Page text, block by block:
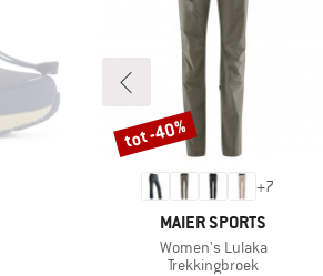
+7
MERK
MAIER SPORTS
Artikel
Women's Lulaka
Productgroep
Trekkingbroek
Korting
tot -40%